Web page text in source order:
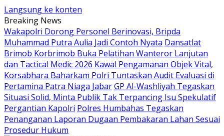
Langsung ke konten
Breaking News
Wakapolri Dorong Personel Berinovasi, Bripda
Muhammad Putra Aulia Jadi Contoh Nyata Dansatlat
Brimob Korbrimob Buka Pelatihan Wanteror Lanjutan
dan Tactical Medic 2026 Kawal Pengamanan Objek Vital,
Korsabhara Baharkam Polri Tuntaskan Audit Evaluasi di
Pertamina Patra Niaga JabarGP Al-Washliyah Tegaskan
Situasi Solid, Minta Publik Tak Terpancing Isu Spekulatif
Pergantian Kapolri Polres Humbahas Tegaskan
Penanganan Laporan Dugaan Pembakaran Lahan Sesuai
Prosedur Hukum